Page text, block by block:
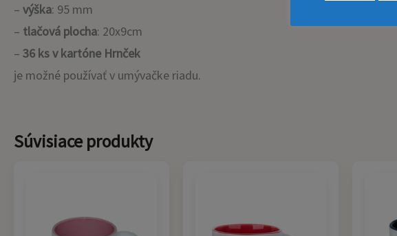
– výška: 95 mm
– tlačová plocha: 20x9cm
– 36 ks v kartóne Hrnček
je možné používať v umývačke riadu.
Súvisiace produkty